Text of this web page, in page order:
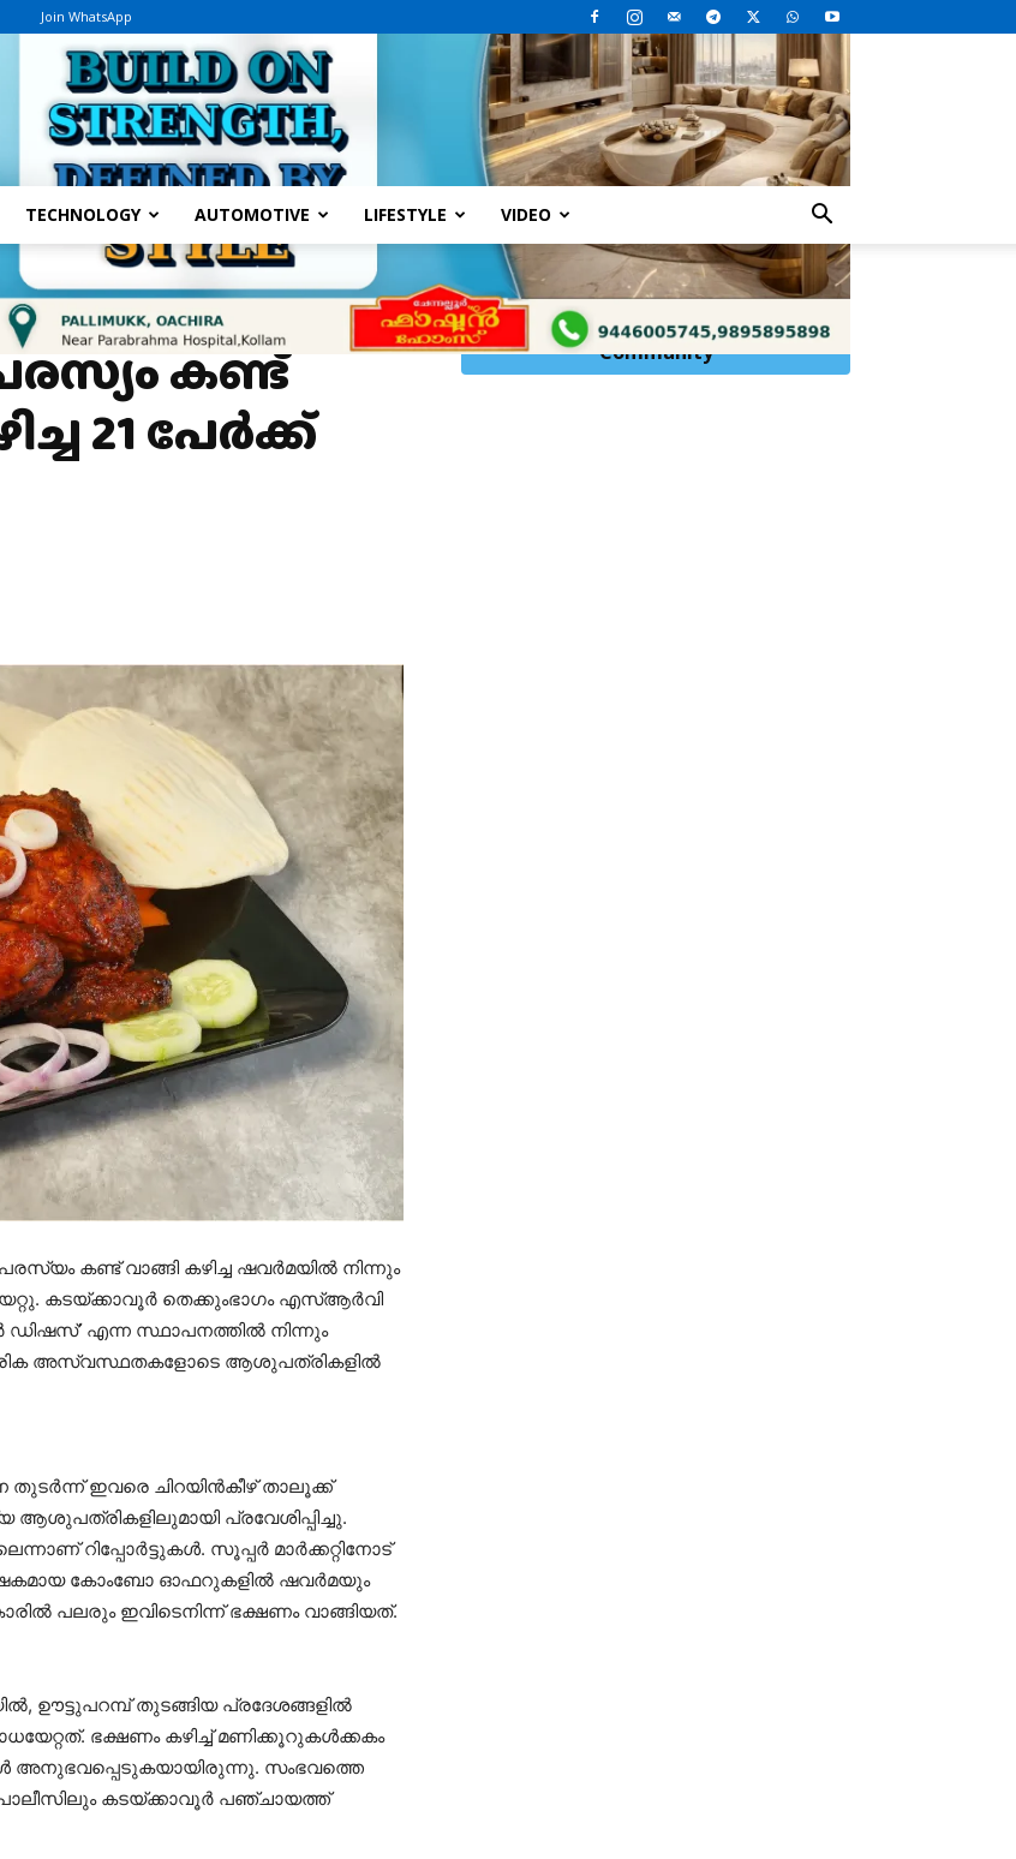
Join WhatsApp
TECHNOLOGY AUTOMOTIVE LIFESTYLE VIDEO
കഴിച്ച 21 പേർക്ക് ഭക്ഷ്യവിഷബാധ
കണ്ട്
21 പേർക്ക്
കണ്ട് വാങ്ങി കഴിച്ച ഷവർമയിൽ നിന്നും
കടയ്ക്കാവൂർ തെക്കുംഭാഗം എസ്ആർവി
ഡിഷസ്’ എന്ന സ്ഥാപനത്തിൽ നിന്നും
അസ്വസ്ഥതകളോടെ ആശുപത്രികളിൽ
തുടർന്ന് ഇവരെ ചിറയിൻകീഴ് താലൂക്ക്
പ്രവേശിപ്പിച്ചു.
റിപ്പോർട്ടുകൾ. സൂപ്പർ മാർക്കറ്റിനോട്
കോംബോ ഓഫറുകളിൽ ഷവർമയും
പലരും ഇവിടെനിന്ന് ഭക്ഷണം വാങ്ങിയത്.
ഊട്ടുപറമ്പ് തുടങ്ങിയ പ്രദേശങ്ങളിൽ
ഭക്ഷണം കഴിച്ച് മണിക്കൂറുകൾക്കകം
അനുഭവപ്പെടുകയായിരുന്നു. സംഭവത്തെ
കടയ്ക്കാവൂർ പഞ്ചായത്ത്
Click Here toJoinWhatsApp
Community